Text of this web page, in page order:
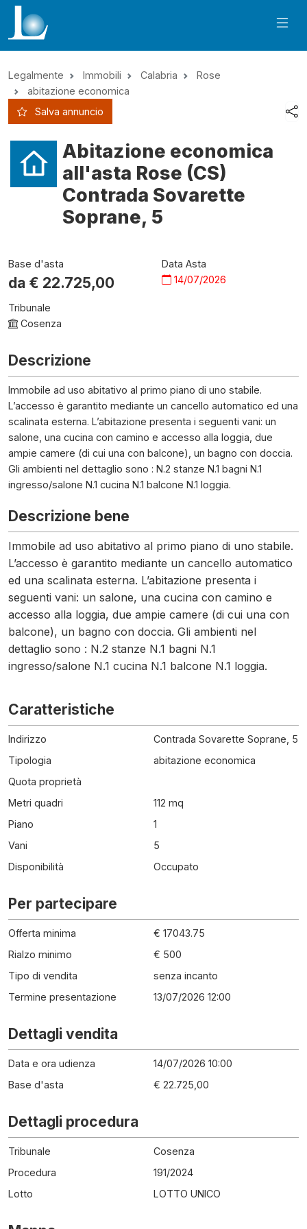
Legalmente Immobili Calabria
Rose
abitazione economica
Salva annuncio
Abitazione economica
all'asta Rose (CS)
Contrada Sovarette
Soprane, 5
Base d'asta
da € 22.725,00
Data Asta
14/07/2026
Tribunale
Cosenza
Descrizione
Immobile ad uso abitativo al primo piano di uno stabile.
L’accesso è garantito mediante un cancello automatico ed una
scalinata esterna. L’abitazione presenta i seguenti vani: un
salone, una cucina con camino e accesso alla loggia, due
ampie camere (di cui una con balcone), un bagno con doccia.
Gli ambienti nel dettaglio sono : N.2 stanze N.1 bagni N.1
ingresso/salone N.1 cucina N.1 balcone N.1 loggia.
Descrizione bene
Immobile ad uso abitativo al primo piano di uno stabile.
L’accesso è garantito mediante un cancello automatico
ed una scalinata esterna. L’abitazione presenta i
seguenti vani: un salone, una cucina con camino e
accesso alla loggia, due ampie camere (di cui una con
balcone), un bagno con doccia. Gli ambienti nel
dettaglio sono : N.2 stanze N.1 bagni N.1
ingresso/salone N.1 cucina N.1 balcone N.1 loggia.
Caratteristiche
Indirizzo
Contrada Sovarette Soprane, 5
Tipologia
abitazione economica
Quota proprietà
Metri quadri
112 mq
Piano
1
Vani
5
Disponibilità
Occupato
Per partecipare
Offerta minima
€ 17043.75
Rialzo minimo
€ 500
Tipo di vendita
senza incanto
Termine presentazione
13/07/2026 12:00
Dettagli vendita
Data e ora udienza
14/07/2026 10:00
Base d'asta
€ 22.725,00
Dettagli procedura
Tribunale
Cosenza
Procedura
191/2024
Lotto
LOTTO UNICO